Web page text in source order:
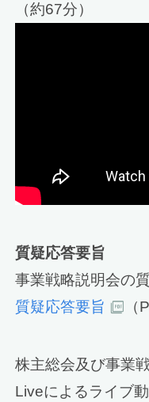
（約67分）
質疑応答要旨
事業戦略説明会の
質疑応答要旨
（
株主総会及び事業
Liveによるライブ